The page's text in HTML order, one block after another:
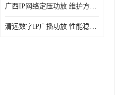
广西IP网络定压功放 维护方便 多应用于公共场合
清远数字IP广播功放 性能稳定 传输距离远